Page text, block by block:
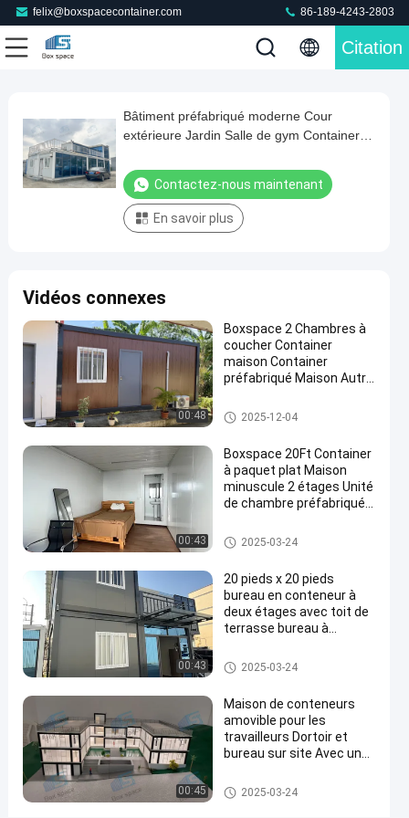
felix@boxspacecontainer.com 86-189-4243-2803
Citation
Video
Bâtiment
préfabriqué
moderne
de
gym
Container
Studio
Bureau
Shed
Maison
préfabriquée
Maison
détachable
de
conteneur
2024-
05-07
points
de vue
Contactez-
maintenant
#
Des
maisons
en
conteneurs
mobiles
#
maisons
préfabriquées
de récipient
d'entreposage
Bâtiment préfabriqué moderne Cour
extérieure Jardin Salle de gym Container
Contactez-nous maintenant
En savoir plus
Vidéos connexes
00:48
Boxspace 2 Chambres à
coucher Container
maison Container
préfabriqué Maison Autre
Immobilier Container
maison de deux étages
Maison détachable de contene
ur
2025-12-04
00:43
Boxspace 20Ft Container
à paquet plat Maison
minuscule 2 étages Unité
de chambre préfabriquée
Maison détachable de contene
ur
2025-03-24
00:43
20 pieds x 20 pieds
bureau en conteneur à
deux étages avec toit de
terrasse bureau à
vacances pour usage
personnel
Maison détachable de contene
ur
2025-03-24
00:45
Maison de conteneurs
amovible pour les
travailleurs Dortoir et
bureau sur site Avec une
flexible et une installation
facile
Maison détachable de contene
ur
2025-03-24